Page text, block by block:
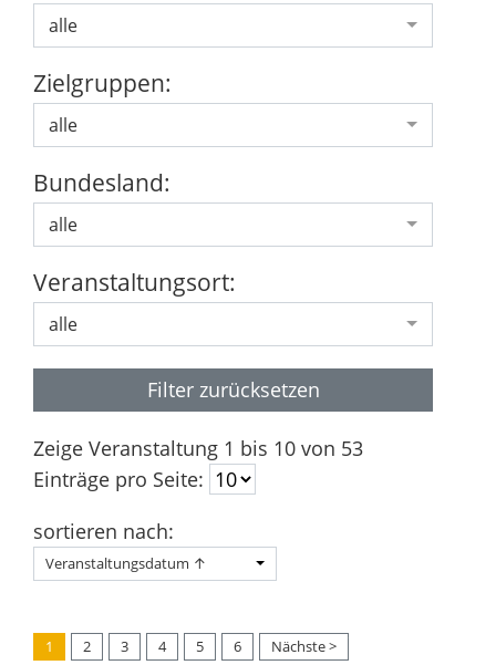
alle
Zielgruppen:
alle
Bundesland:
alle
Veranstaltungsort:
alle
Filter zurücksetzen
Zeige Veranstaltung 1 bis 10 von 53
Einträge pro Seite:
sortieren nach:
Veranstaltungsdatum ↑
1 2 3 4 5 6 Nächste >